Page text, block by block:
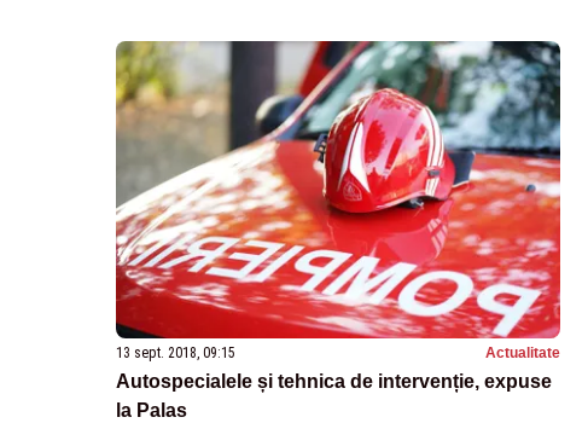
13 sept. 2018, 09:15 Actualitate
Autospecialele și tehnica de intervenție, expuse
la Palas